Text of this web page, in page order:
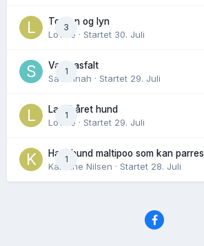
3
Torden og lyn
Lovise · Startet 30. Juli
1
Varm asfalt
Savannah · Startet 29. Juli
1
Langhåret hund
Lovise · Startet 29. Juli
1
Hannhund maltipoo som kan parres
Karoline Nilsen · Startet 28. Juli